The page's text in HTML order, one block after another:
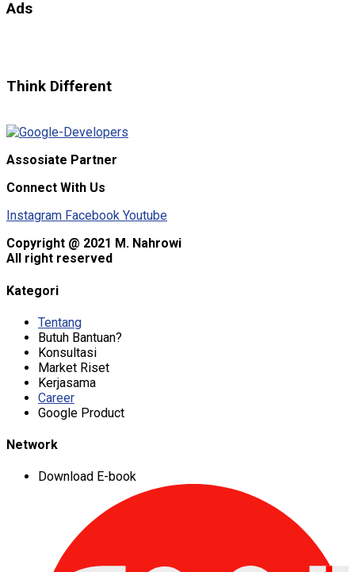
Ads
Think Different
Assosiate Partner
Connect With Us
Instagram Facebook Youtube
Copyright @ 2021 M. Nahrowi
All right reserved
Kategori
Tentang
Butuh Bantuan?
Konsultasi
Market Riset
Kerjasama
Career
Google Product
Network
Download E-book